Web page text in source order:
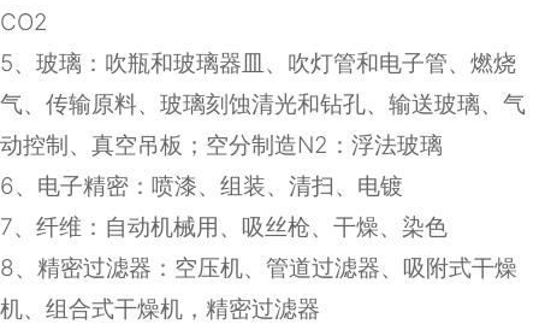
CO2
5、玻璃：吹瓶和玻璃器皿、吹灯管和电子管、燃烧
气、传输原料、玻璃刻蚀清光和钻孔、输送玻璃、气
动控制、真空吊板；空分制造N2 ：浮法玻璃
6、电子精密：喷漆、组装、清扫、电镀
7、纤维：自动机械用、吸丝枪、干燥、染色
8、精密过滤器：空压机、管道过滤器、吸附式干燥
机、组合式干燥机，精密过滤器